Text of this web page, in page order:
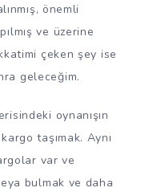
önemli
ve üzerine
çeken şey ise
geleceğim.
oynanışın
taşımak. Aynı
var ve
bulmak ve daha